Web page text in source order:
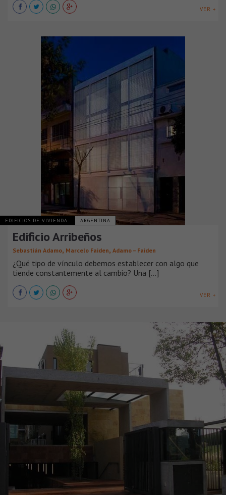
VER +
EDIFICIOS DE VIVIENDA ARGENTINA
Edificio Arribeños
Sebastián Adamo, Marcelo Faiden, Adamo – Faiden
¿Qué tipo de vínculo debemos establecer con algo que
tiende constantemente al cambio? Una [...]
VER +